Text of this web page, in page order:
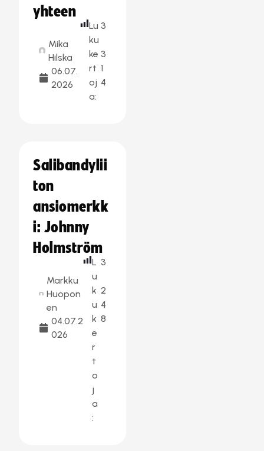
yhteen
Mika
Hilska
06.07.
2026
Lu
ku
ke
rt
oj
a:
3
3
1
4
Salibandylii
ton
ansiomerkk
i: Johnny
Holmström
Markku
Huopon
en
04.07.2
026
L
u
k
u
k
e
r
t
o
j
a
:
3
2
4
8